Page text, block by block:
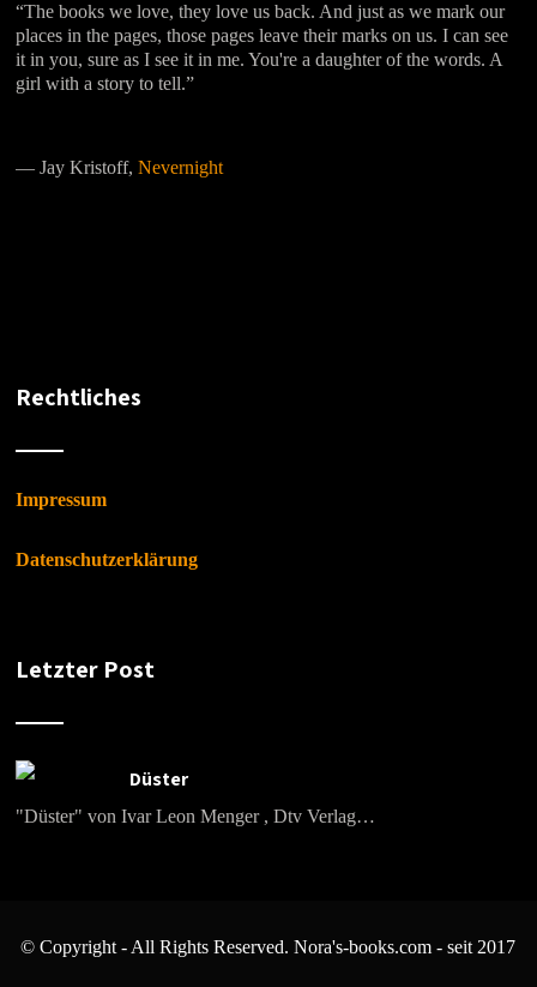
“The books we love, they love us back. And just as we mark our
places in the pages, those pages leave their marks on us. I can see
it in you, sure as I see it in me. You're a daughter of the words. A
girl with a story to tell.”
―Jay Kristoff,Nevernight
Rechtliches
Impressum
Datenschutzerklärung
Letzter Post
Düster
"Düster" von Ivar Leon Menger , Dtv Verlag…
© Copyright - All Rights Reserved. Nora's-books.com - seit 2017